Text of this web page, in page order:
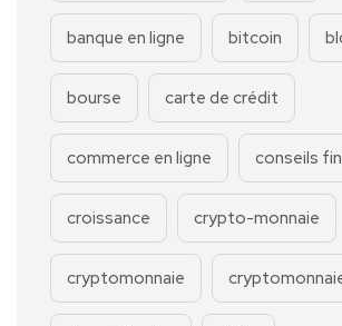
banque en ligne bitcoin
bourse carte de crédit
commerce en ligne conseils
croissance crypto-monnaie
cryptomonnaie